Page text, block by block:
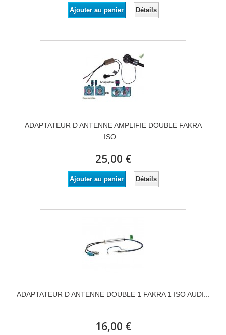
Ajouter au panier Détails
ADAPTATEUR D ANTENNE AMPLIFIE DOUBLE FAKRA
ISO...
25,00 €
Ajouter au panier Détails
ADAPTATEUR D ANTENNE DOUBLE 1 FAKRA 1 ISO AUDI...
16,00 €